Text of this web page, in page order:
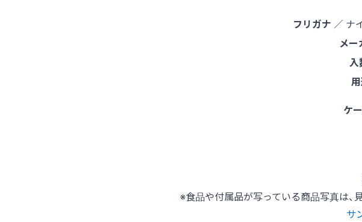
フリガナ ／ ナ
メー
入
ケ
※食品や付属品が写っている商品写真は、
サ